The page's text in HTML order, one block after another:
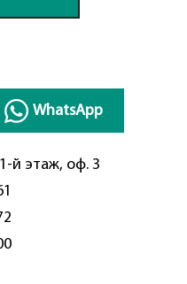
WhatsApp
й этаж, оф. 3